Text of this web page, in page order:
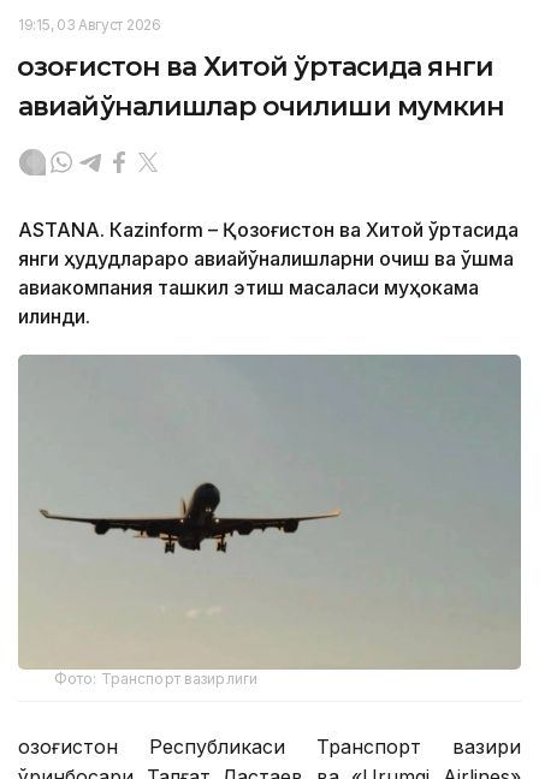
19:15, 03 Август 2026
Қозоғистон ва Хитой ўртасида янги
авиайўналишлар очилиши мумкин
ASTANА. Кazinform – Қозоғистон ва Хитой ўртасида
янги ҳудудлараро авиайўналишларни очиш ва қўшма
авиакомпания ташкил этиш масаласи муҳокама
қилинди.
Фото: Транспорт вазирлиги
Қозоғистон Республикаси Транспорт вазири